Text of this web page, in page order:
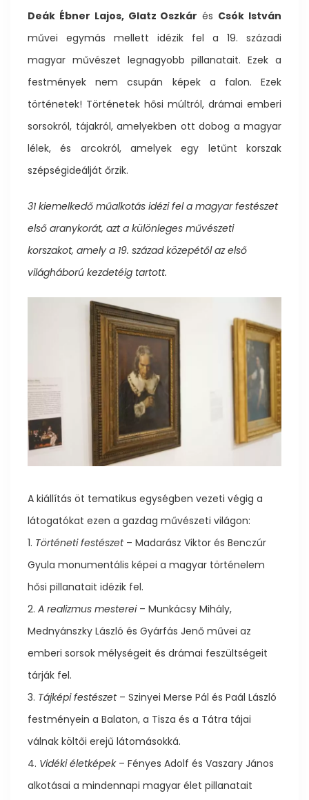
Deák Ébner Lajos, Glatz Oszkár és Csók István
művei egymás mellett idézik fel a 19. századi
magyar művészet legnagyobb pillanatait. Ezek a
festmények nem csupán képek a falon. Ezek
történetek! Történetek hősi múltról, drámai emberi
sorsokról, tájakról, amelyekben ott dobog a magyar
lélek, és arcokról, amelyek egy letűnt korszak
szépségideálját őrzik.
31 kiemelkedő műalkotás idézi fel a magyar festészet
első aranykorát, azt a különleges művészeti
korszakot, amely a 19. század közepétől az első
világháború kezdetéig tartott.
A kiállítás öt tematikus egységben vezeti végig a
látogatókat ezen a gazdag művészeti világon:
1. Történeti festészet– Madarász Viktor és Benczúr
Gyula monumentális képei a magyar történelem
hősi pillanatait idézik fel.
2. A realizmus mesterei– Munkácsy Mihály,
Mednyánszky László és Gyárfás Jenő művei az
emberi sorsok mélységeit és drámai feszültségeit
tárják fel.
3. Tájképi festészet– Szinyei Merse Pál és Paál László
festményein a Balaton, a Tisza és a Tátra tájai
válnak költői erejű látomásokká.
4. Vidéki életképek– Fényes Adolf és Vaszary János
alkotásai a mindennapi magyar élet pillanatait